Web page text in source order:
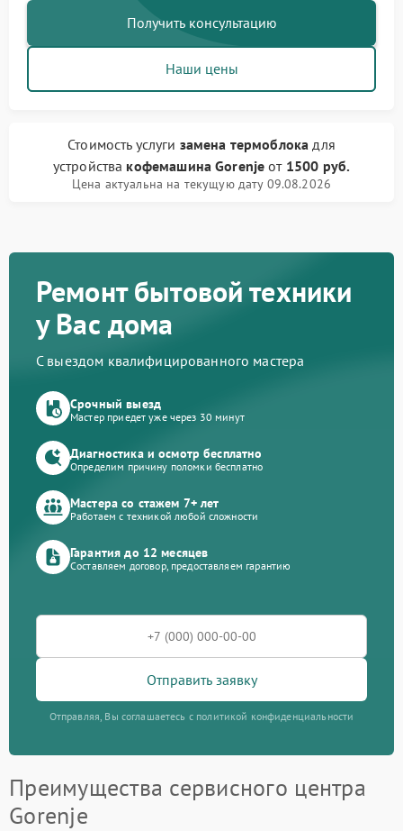
Получить консультацию
Наши цены
Стоимость услуги замена термоблока для
устройства кофемашина Gorenje от 1500 руб.
Цена актуальна на текущую дату 09.08.2026
Ремонт бытовой техники
у Вас дома
С выездом квалифицированного мастера
Срочный выезд
Мастер приедет уже через 30 минут
Диагностика и осмотр бесплатно
Определим причину поломки бесплатно
Мастера со стажем 7+ лет
Работаем с техникой любой сложности
Гарантия до 12 месяцев
Составляем договор, предоставляем гарантию
Отправить заявку
Отправляя, Вы соглашаетесь с политикой конфиденциальности
Преимущества сервисного центра
Gorenje